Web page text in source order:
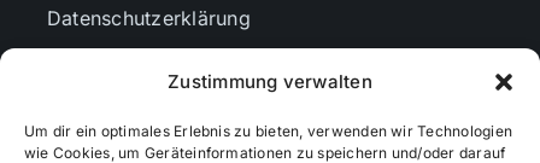
Zustimmung verwalten
Um dir ein optimales Erlebnis zu bieten, verwenden wir Technologien
wie Cookies, um Geräteinformationen zu speichern und/oder darauf
Datenschutzerklärung